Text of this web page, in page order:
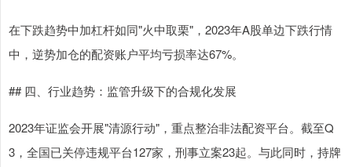
在下跌趋势中加杠杆如同"火中取栗"，2023年A股单边下跌行情
中，逆势加仓的配资账户平均亏损率达67%。
## 四、行业趋势：监管升级下的合规化发展
2023年证监会开展"清源行动"，重点整治非法配资平台。截至Q
3，全国已关停违规平台127家，刑事立案23起。与此同时，持牌